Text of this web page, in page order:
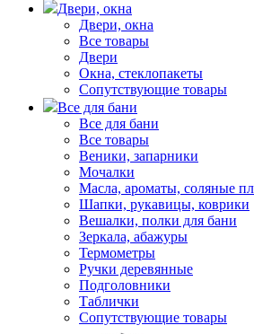
Двери, окна
Двери, окна
Все товары
Двери
Окна, стеклопакеты
Сопутствующие товары
Все для бани
Все для бани
Все товары
Веники, запарники
Мочалки
Масла, ароматы, соляные
Шапки, рукавицы, коврики
Вешалки, полки для бани
Зеркала, абажуры
Термометры
Ручки деревянные
Подголовники
Таблички
Сопутствующие товары